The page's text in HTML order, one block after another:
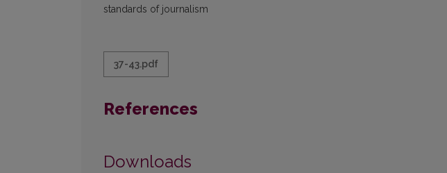
standards of journalism
37-43.pdf
References
Downloads